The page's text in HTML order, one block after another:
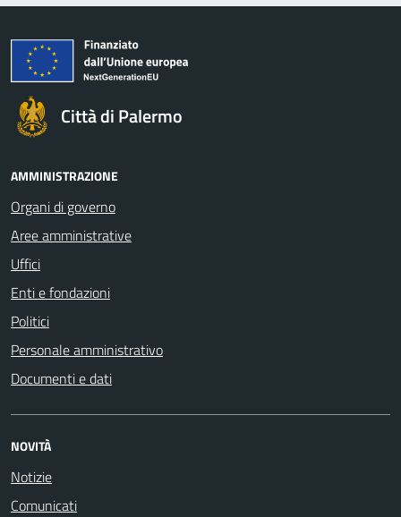
Città di Palermo
AMMINISTRAZIONE
Organi di governo
Aree amministrative
Uffici
Enti e fondazioni
Politici
Personale amministrativo
Documenti e dati
NOVITÀ
Notizie
Comunicati